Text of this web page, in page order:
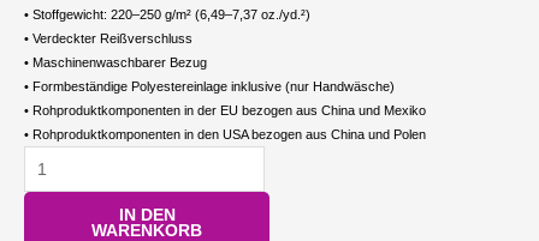
• Stoffgewicht: 220–250 g/m² (6,49–7,37 oz./yd.²)
• Verdeckter Reißverschluss
• Maschinenwaschbarer Bezug
• Formbeständige Polyestereinlage inklusive (nur Handwäsche)
• Rohproduktkomponenten in der EU bezogen aus China und Mexiko
• Rohproduktkomponenten in den USA bezogen aus China und Polen
Kissen
Menge
IN DEN
WARENKORB